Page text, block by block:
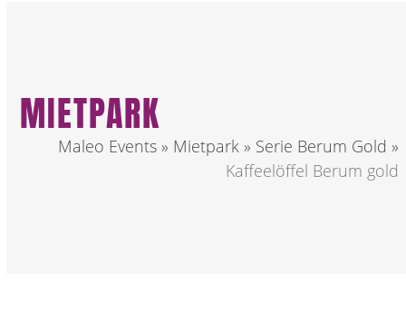
MIETPARK
Maleo Events » Mietpark » Serie Berum Gold »
Kaffeelöffel Berum gold